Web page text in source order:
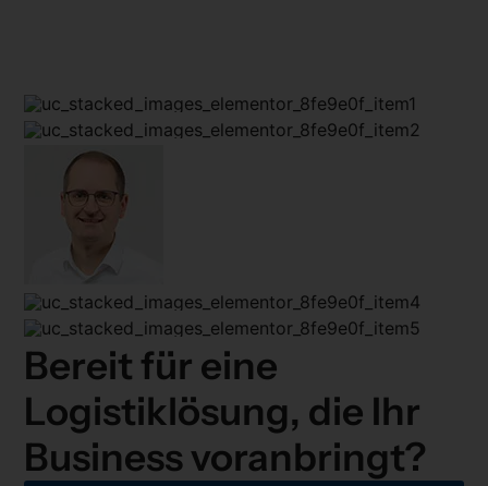
Bereit für eine
Logistiklösung, die Ihr
Business voranbringt?